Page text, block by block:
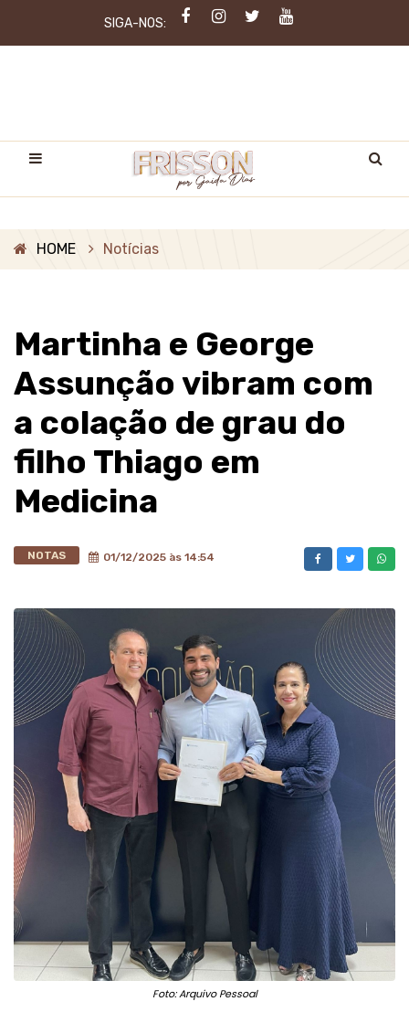
SIGA-NOS:
HOME Notícias
Martinha e George
Assunção vibram com
a colação de grau do
filho Thiago em
Medicina
NOTAS 01/12/2025 às 14:54
Foto: Arquivo Pessoal